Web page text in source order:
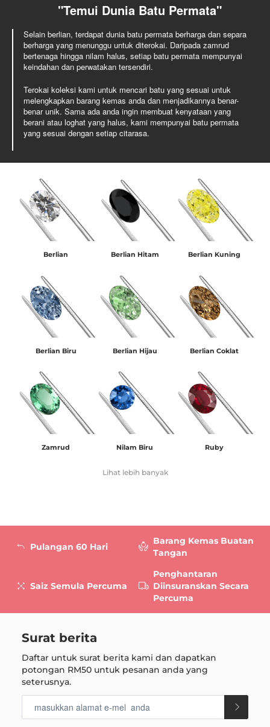
"Temui Dunia Batu Permata"
Selain berlian, terdapat dunia batu permata berharga dan separa
berharga yang menunggu untuk diterokai. Daripada zamrud
bertenaga hingga nilam halus, setiap batu permata mempunyai
keindahan dan perwatakan tersendiri.
Terokai koleksi kami untuk mencari batu yang sesuai untuk
melengkapkan barang kemas anda dan menjadikannya benar-
benar unik. Sama ada anda ingin membuat kenyataan yang
berani atau loghat yang halus, kami mempunyai batu permata
yang sesuai dengan setiap citarasa.
Berlian Berlian Hitam Berlian Kuning
Berlian Biru Berlian Hijau Berlian Coklat
Zamrud Nilam Biru Ruby
Lihat lebih banyak
Pulangan 60 Hari
Saiz Semula Percuma
Barang Kemas Buatan
Tangan
Penghantaran
Diinsuranskan Secara
Percuma
Surat berita
Daftar untuk surat berita kami dan dapatkan
potongan RM50 untuk pesanan anda yang
seterusnya.